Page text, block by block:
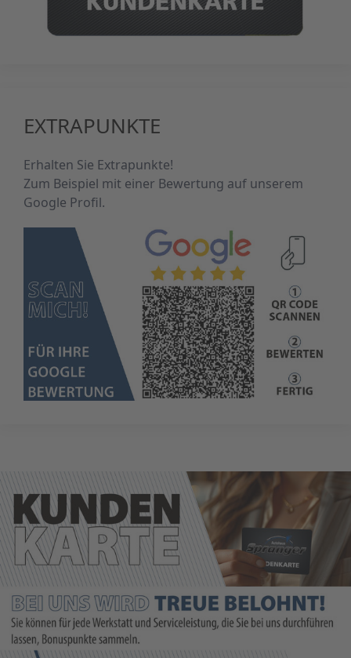
EXTRAPUNKTE
Erhalten Sie Extrapunkte!
Zum Beispiel mit einer Bewertung auf unserem
Google Profil.